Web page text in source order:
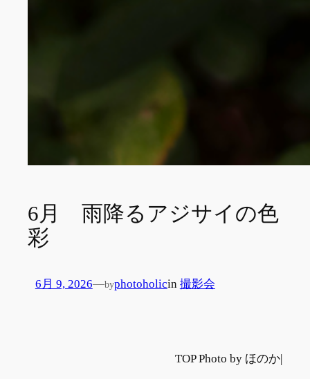
6月 雨降るアジサイの色
彩
6月 9, 2026—byphotoholicin 撮影会
TOP Photo by ほのか|